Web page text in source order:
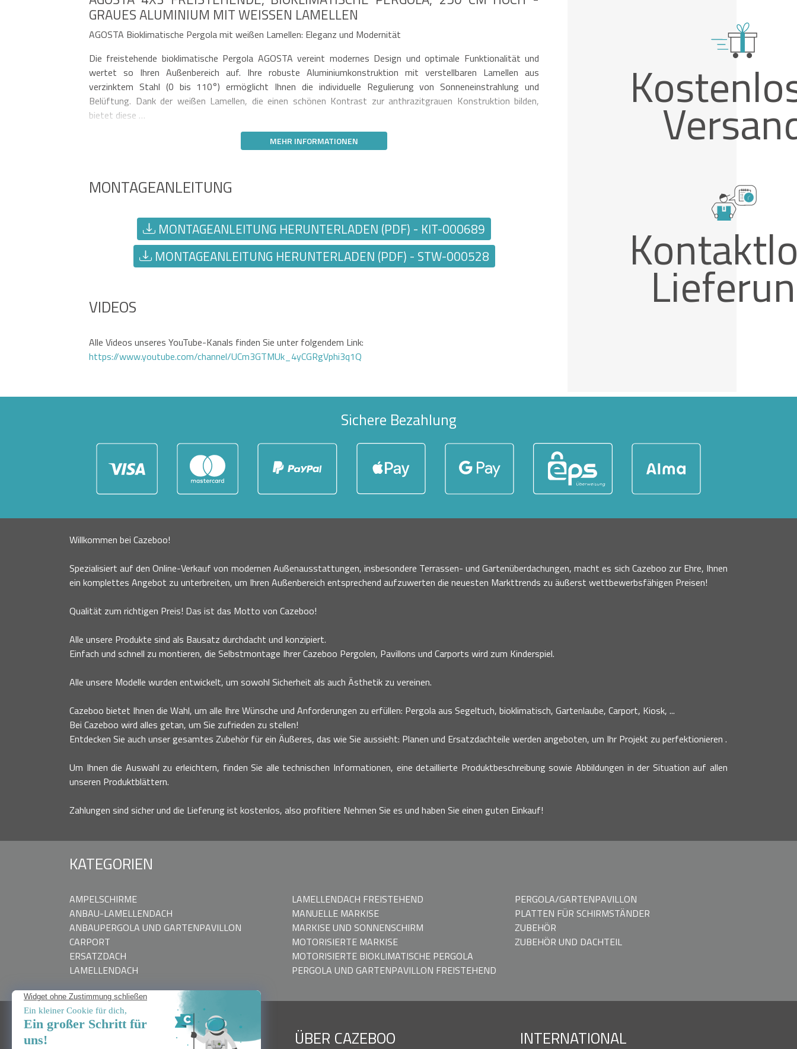
GRAUES ALUMINIUM MIT WEISSEN LAMELLEN
AGOSTA Bioklimatische Pergola mit weißen Lamellen: Eleganz und Modernität
Die freistehende bioklimatische Pergola AGOSTA vereint modernes Design und optimale Funktionalität und
wertet so Ihren Außenbereich auf. Ihre robuste Aluminiumkonstruktion mit verstellbaren Lamellen aus
verzinktem Stahl (0 bis 110°) ermöglicht Ihnen die individuelle Regulierung von Sonneneinstrahlung und
Belüftung. Dank der weißen Lamellen, die einen schönen Kontrast zur anthrazitgrauen Konstruktion bilden,
bietet diese …
MEHR INFORMATIONEN
MONTAGEANLEITUNG
MONTAGEANLEITUNG HERUNTERLADEN (PDF) - KIT-000689
MONTAGEANLEITUNG HERUNTERLADEN (PDF) - STW-000528
VIDEOS
Alle Videos unseres YouTube-Kanals finden Sie unter folgendem Link:
https://www.youtube.com/channel/UCm3GTMUk_4yCGRgVphi3q1Q
Sichere Bezahlung
Willkommen bei Cazeboo!
Spezialisiert auf den Online-Verkauf von modernen Außenausstattungen, insbesondere Terrassen- und Gartenüberdachungen, macht es sich Cazeboo zur Ehre, Ihnen
ein komplettes Angebot zu unterbreiten, um Ihren Außenbereich entsprechend aufzuwerten die neuesten Markttrends zu äußerst wettbewerbsfähigen Preisen!
Qualität zum richtigen Preis! Das ist das Motto von Cazeboo!
Alle unsere Produkte sind als Bausatz durchdacht und konzipiert.
Einfach und schnell zu montieren, die Selbstmontage Ihrer Cazeboo Pergolen, Pavillons und Carports wird zum Kinderspiel.
Alle unsere Modelle wurden entwickelt, um sowohl Sicherheit als auch Ästhetik zu vereinen.
Cazeboo bietet Ihnen die Wahl, um alle Ihre Wünsche und Anforderungen zu erfüllen: Pergola aus Segeltuch, bioklimatisch, Gartenlaube, Carport, Kiosk, ...
Bei Cazeboo wird alles getan, um Sie zufrieden zu stellen!
Entdecken Sie auch unser gesamtes Zubehör für ein Äußeres, das wie Sie aussieht: Planen und Ersatzdachteile werden angeboten, um Ihr Projekt zu perfektionieren .
Um Ihnen die Auswahl zu erleichtern, finden Sie alle technischen Informationen, eine detaillierte Produktbeschreibung sowie Abbildungen in der Situation auf allen
unseren Produktblättern.
Zahlungen sind sicher und die Lieferung ist kostenlos, also profitiere Nehmen Sie es und haben Sie einen guten Einkauf!
KATEGORIEN
AMPELSCHIRME
ANBAU-LAMELLENDACH
ANBAUPERGOLA UND GARTENPAVILLON
CARPORT
ERSATZDACH
LAMELLENDACH
LAMELLENDACH FREISTEHEND
MANUELLE MARKISE
MARKISE UND SONNENSCHIRM
MOTORISIERTE MARKISE
MOTORISIERTE BIOKLIMATISCHE PERGOLA
PERGOLA UND GARTENPAVILLON FREISTEHEND
PERGOLA/GARTENPAVILLON
PLATTEN FÜR SCHIRMSTÄNDER
ZUBEHÖR
ZUBEHÖR UND DACHTEIL
BRAUCHEN SIE HILFE ÜBER CAZEBOO INTERNATIONAL